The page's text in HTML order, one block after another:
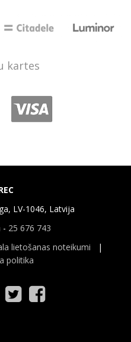
kartes
LV-1046, Latvija
- 25 676 743
lietošanas noteikumi |
politika